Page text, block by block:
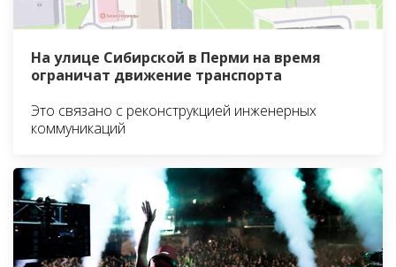
На улице Сибирской в Перми на время
ограничат движение транспорта
Это связано с реконструкцией инженерных
коммуникаций